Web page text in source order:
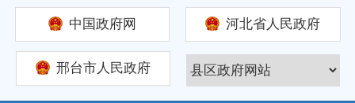
中国政府网 河北省人民政府
邢台市人民政府